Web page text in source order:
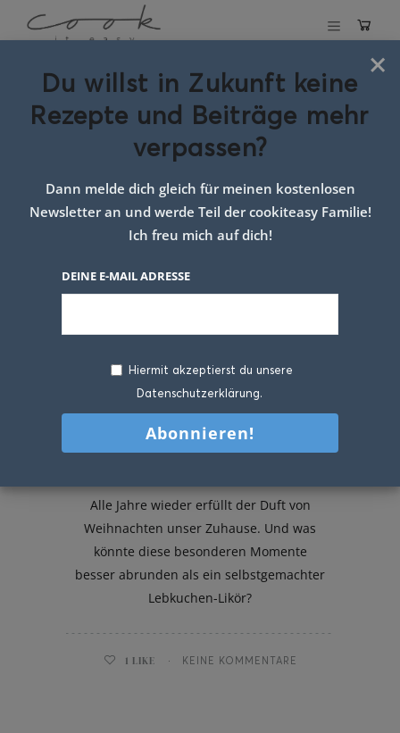
Schlagwort:
hausgemachter
Likör
Alle Jahre wieder erfüllt der Duft von
Weihnachten unser Zuhause. Und was
könnte diese besonderen Momente
besser abrunden als ein selbstgemachter
Lebkuchen-Likör?
1 LIKE KEINE KOMMENTARE
×
Du willst in Zukunft keine
Rezepte und Beiträge mehr
verpassen?
Dann melde dich gleich für meinen kostenlosen
Newsletter an und werde Teil der cookiteasy Familie!
Ich freu mich auf dich!
DEINE E-MAIL ADRESSE
Hiermit akzeptierst du unsere
Datenschutzerklärung.